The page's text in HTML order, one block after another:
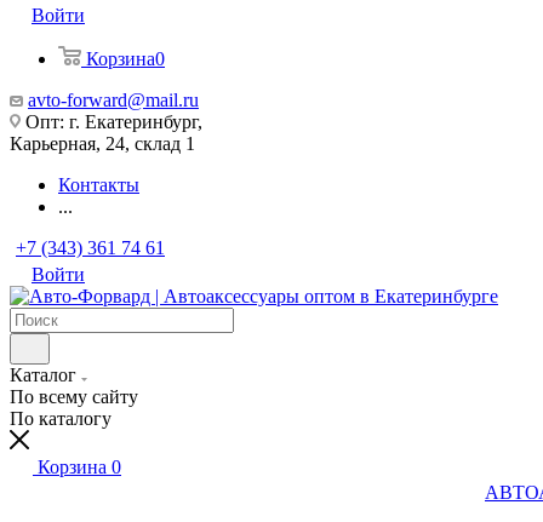
Войти
Корзина0
avto-forward@mail.ru
Опт: г. Екатеринбург,
Карьерная, 24, склад 1
Контакты
...
+7 (343) 361 74 61
Войти
Каталог
По всему сайту
По каталогу
Корзина 0